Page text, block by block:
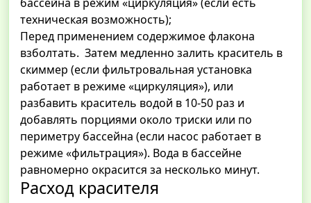
бассейна в режим «циркуляция» (если есть
техническая возможность);
Перед применением содержимое флакона
взболтать. Затем медленно залить краситель в
скиммер (если фильтровальная установка
работает в режиме «циркуляция»), или
разбавить краситель водой в 10-50 раз и
добавлять порциями около триски или по
периметру бассейна (если насос работает в
режиме «фильтрация»). Вода в бассейне
равномерно окрасится за несколько минут.
Расход красителя